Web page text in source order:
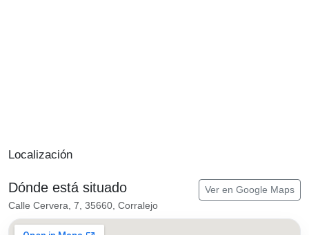
Localización
Dónde está situado
Calle Cervera, 7, 35660, Corralejo
Ver en Google Maps